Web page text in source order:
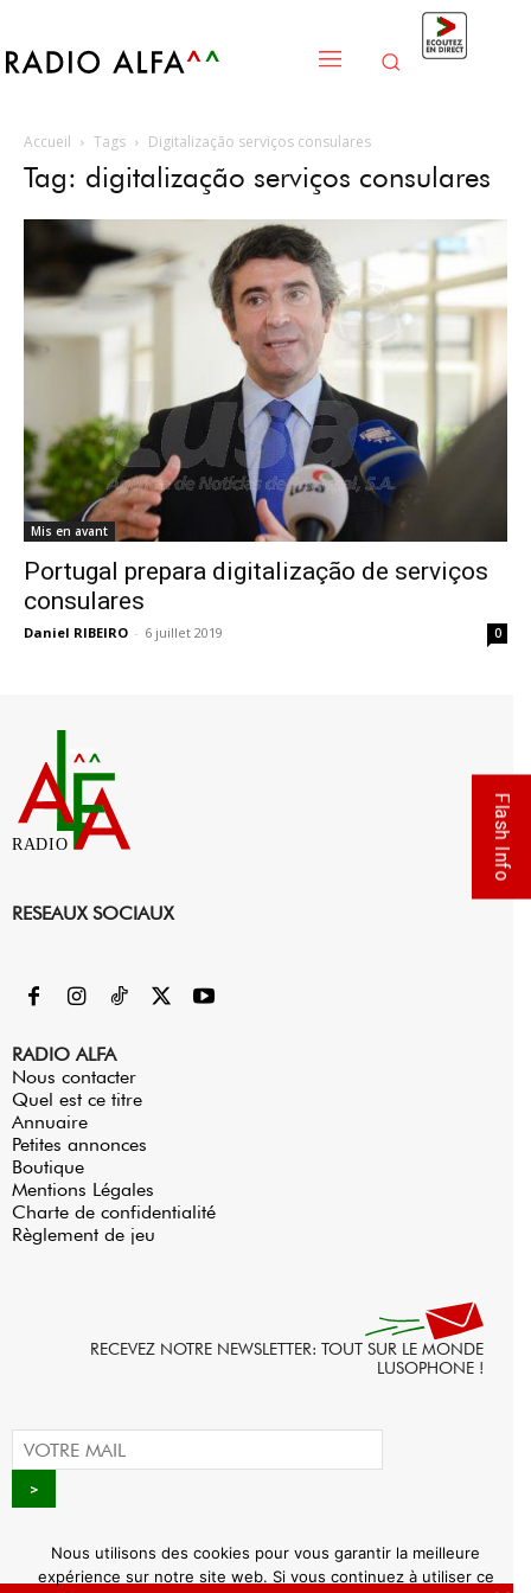
Accueil Tags Digitalização serviços consulares
Tag: digitalização serviços consulares
Mis en avant
Portugal prepara digitalização de serviços
consulares
Daniel RIBEIRO - 6 juillet 2019 0
RADIO
RESEAUX SOCIAUX
RADIO ALFA
Nous contacter
Quel est ce titre
Annuaire
Petites annonces
Boutique
Mentions Légales
Charte de confidentialité
Règlement de jeu
RECEVEZ NOTRE NEWSLETTER: TOUT SUR LE MONDE
LUSOPHONE !
Flash Info
Nous utilisons des cookies pour vous garantir la meilleure
expérience sur notre site web. Si vous continuez à utiliser ce